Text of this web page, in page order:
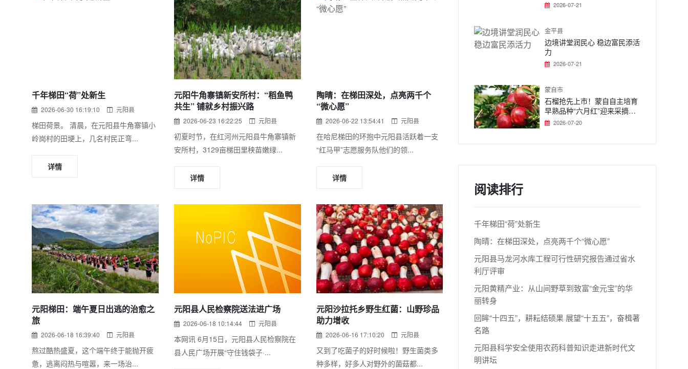
千年梯田“荷”处新生
2026-06-30 16:19:10 元阳县
梯田荷景。 清晨，在元阳县牛角寨镇小
岭岗村的田埂上，几名村民正弯...
详情
元阳牛角寨镇新安所村：“稻鱼鸭
共生” 铺就乡村振兴路
2026-06-23 16:22:25 元阳县
初夏时节，在红河州元阳县牛角寨镇新
安所村，3129亩梯田里秧苗嫩绿...
详情
陶晴：在梯田深处，点亮两千个
“微心愿”
2026-06-22 13:54:41 元阳县
在哈尼梯田的环抱中元阳县活跃着一支
“红马甲”志愿服务队他们的领...
详情
元阳梯田：端午夏日出逃的治愈之
旅
2026-06-18 16:39:40 元阳县
熬过酷热盛夏，这个端午终于能抛开疲
惫，逃离闷热与喧嚣，来一场治...
元阳县人民检察院送法进广场
2026-06-18 10:14:44 元阳县
本网讯 6月15日，元阳县人民检察院在
县人民广场开展“守住钱袋子·...
元阳沙拉托乡野生红菌：山野珍品
助力增收
2026-06-16 17:10:20 元阳县
又到了吃菌子的好时候啦！野生菌类多
种多样，好多人对野外的菌菇都...
2026-07-21
金平县
边境讲堂润民心 稳边富民添活
力
2026-07-21
蒙自市
石榴抢先上市！蒙自自主培育
早熟品种“六月红”迎来采摘旺
季 2026-07-20
阅读排行
千年梯田“荷”处新生
陶晴：在梯田深处，点亮两千个“微心愿”
元阳县马龙河水库工程可行性研究报告通过省水
利厅评审
元阳黄精产业：从山间野草到致富“金元宝”的华
丽转身
回眸“十四五”，耕耘结硕果 展望“十五五”，奋楫著
名路
元阳县科学安全使用农药科普知识走进新时代文
明讲坛